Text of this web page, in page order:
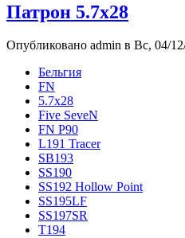
Патрон 5.7x28
Опубликовано admin в Вс, 04/
Бельгия
FN
5.7х28
Five SeveN
FN P90
L191 Tracer
SB193
SS190
SS192 Hollow Point
SS195LF
SS197SR
T194